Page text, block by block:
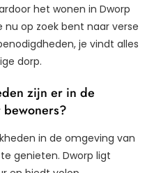
het wonen in Dworp
nu op zoek bent naar verse
je vindt alles
dorp.
zijn er in de
in de omgeving van
genieten. Dworp ligt